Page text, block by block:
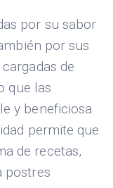
por su sabor
por sus
de
que las
y beneficiosa
permite que
de recetas,
postres